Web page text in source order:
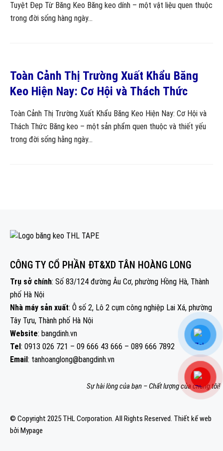
Tuyệt Đẹp Từ Băng Keo Băng keo dính – một vật liệu quen thuộc
trong đời sống hàng ngày...
Toàn Cảnh Thị Trường Xuất Khẩu Băng
Keo Hiện Nay: Cơ Hội và Thách Thức
Toàn Cảnh Thị Trường Xuất Khẩu Băng Keo Hiện Nay: Cơ Hội và
Thách Thức Băng keo – một sản phẩm quen thuộc và thiết yếu
trong đời sống hằng ngày...
CÔNG TY CỔ PHẦN ĐT&XD TÂN HOÀNG LONG
Trụ sở chính: Số 83/124 đường Âu Cơ, phường Hồng Hà, Thành
phố Hà Nội
Nhà máy sản xuất: Ô số 2, Lô 2 cụm công nghiệp Lai Xá, phường
Tây Tựu, Thành phố Hà Nội
Website: bangdinh.vn
Tel: 0913 026 721 – 09 666 43 666 – 089 666 7892
Email: tanhoanglong@bangdinh.vn
Sự hài lòng của bạn – Chất lượng của chúng tôi!
© Copyright 2025 THL Corporation. All Rights Reserved. Thiết kế web
bởi Mypage